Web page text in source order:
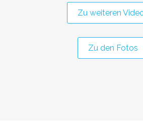
Zu weiteren
Zu den Fotos